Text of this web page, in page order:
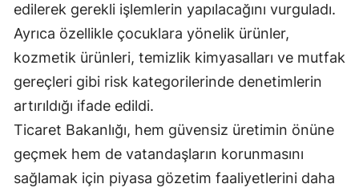
edilerek gerekli işlemlerin yapılacağını vurguladı.
Ayrıca özellikle çocuklara yönelik ürünler,
kozmetik ürünleri, temizlik kimyasalları ve mutfak
gereçleri gibi risk kategorilerinde denetimlerin
artırıldığı ifade edildi.
Ticaret Bakanlığı, hem güvensiz üretimin önüne
geçmek hem de vatandaşların korunmasını
sağlamak için piyasa gözetim faaliyetlerini daha